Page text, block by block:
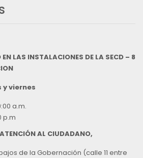
LAS INSTALACIONES DE LA SECD – 8
y viernes
a.m.
p.m
AL CIUDADANO,
de la Gobernación (calle 11 entre